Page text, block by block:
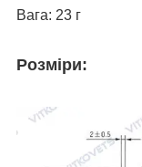
Вага: 23 г
Розміри: